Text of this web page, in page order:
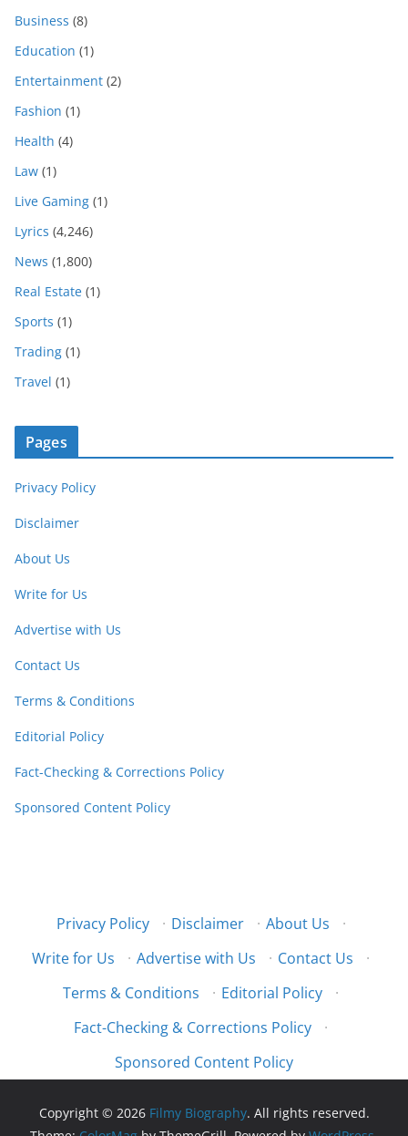
Business (8)
Education (1)
Entertainment (2)
Fashion (1)
Health (4)
Law (1)
Live Gaming (1)
Lyrics (4,246)
News (1,800)
Real Estate (1)
Sports (1)
Trading (1)
Travel (1)
Pages
Privacy Policy
Disclaimer
About Us
Write for Us
Advertise with Us
Contact Us
Terms & Conditions
Editorial Policy
Fact-Checking & Corrections Policy
Sponsored Content Policy
Privacy Policy · Disclaimer · About Us
·
Write for Us
· Advertise with Us · Contact Us
·
Terms & Conditions
· Editorial Policy
·
Fact-Checking & Corrections Policy
·
Sponsored Content Policy
Copyright © 2026 Filmy Biography. All rights reserved.